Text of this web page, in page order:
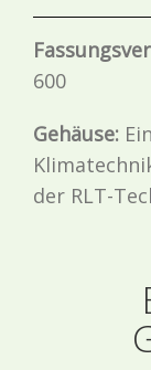
600
Gehäuse:
der RLT-